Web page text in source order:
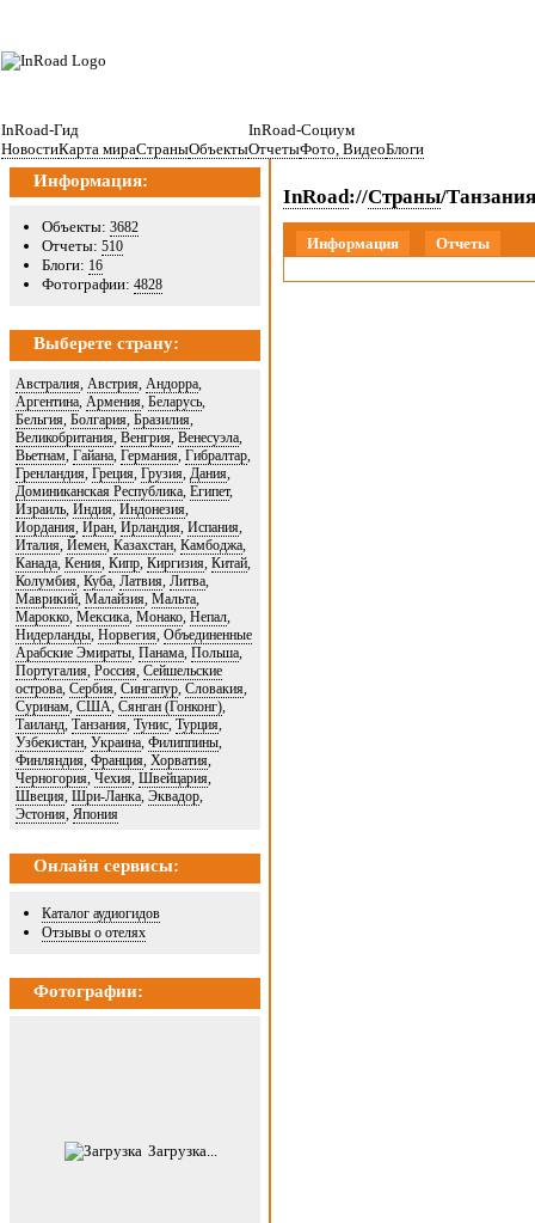
InRoad-Гид
InRoad-Социум
НовостиКарта мираСтраныОбъектыОтчетыФото, ВидеоБлоги
Информация:
Объекты: 3682
Отчеты: 510
Блоги: 16
Фотографии: 4828
Выберете страну:
Австралия, Австрия, Андорра,
Аргентина, Армения, Беларусь,
Бельгия, Болгария, Бразилия,
Великобритания, Венгрия, Венесуэла,
Вьетнам, Гайана, Германия, Гибралтар,
Гренландия, Греция, Грузия, Дания,
Доминиканская Республика, Египет,
Израиль, Индия, Индонезия,
Иордания, Иран, Ирландия, Испания,
Италия, Йемен, Казахстан, Камбоджа,
Канада, Кения, Кипр, Киргизия, Китай,
Колумбия, Куба, Латвия, Литва,
Маврикий, Малайзия, Мальта,
Марокко, Мексика, Монако, Непал,
Нидерланды, Норвегия, Объединенные
Арабские Эмираты, Панама, Польша,
Португалия, Россия, Сейшельские
острова, Сербия, Сингапур, Словакия,
Суринам, США Сянган (Гонконг),
Таиланд, Танзания, Тунис, Турция,
Узбекистан, Украина, Филиппины,
Финляндия, Франция, Хорватия,
Черногория, Чехия, Швейцария,
Швеция, Шри-Ланка, Эквадор,
Эстония, Япония
Онлайн сервисы:
Каталог аудиогидов
Отзывы о отелях
Фотографии:
Загрузка...
InRoad://Страны/Танзания
Информация Отчеты